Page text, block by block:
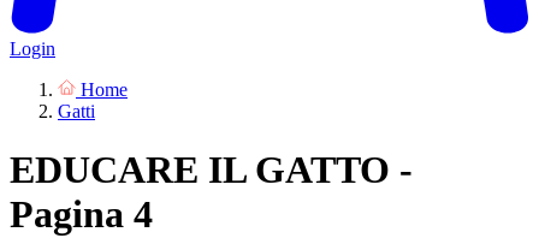
Login
Home
Gatti
EDUCARE IL GATTO -
Pagina 4